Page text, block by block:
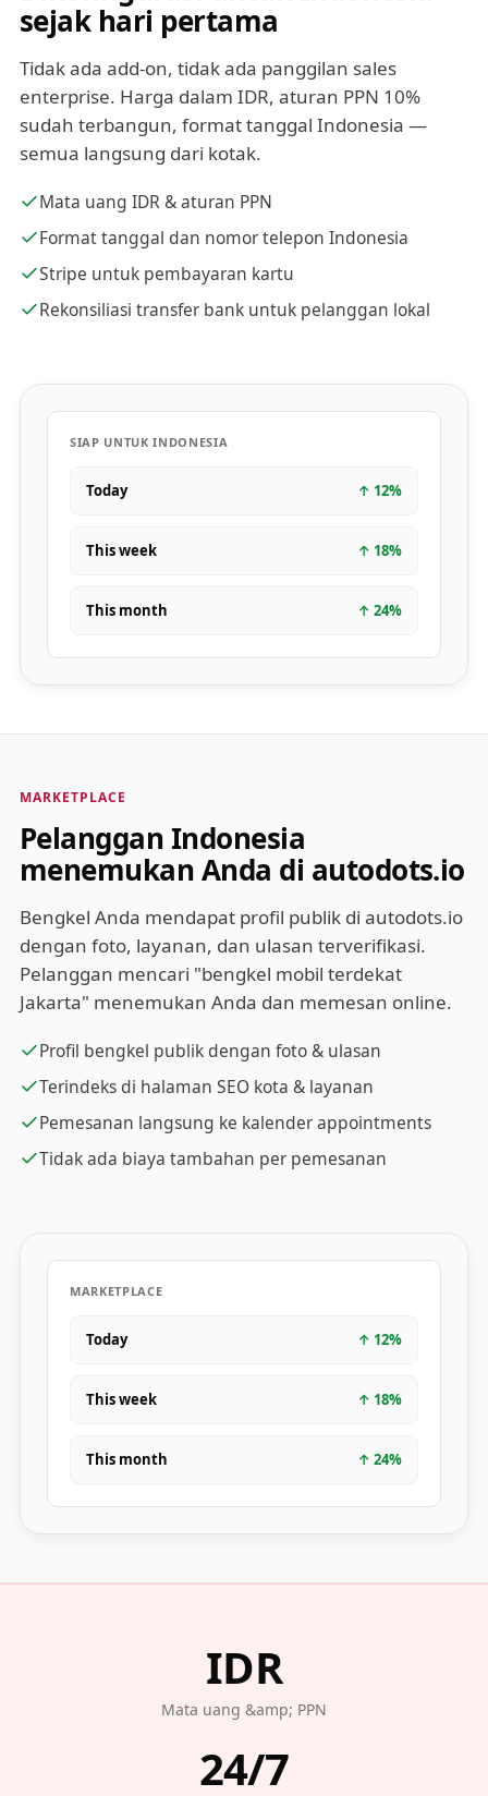
sejak hari pertama
Tidak ada add-on, tidak ada panggilan sales
enterprise. Harga dalam IDR, aturan PPN 10%
sudah terbangun, format tanggal Indonesia —
semua langsung dari kotak.
Mata uang IDR & aturan PPN
Format tanggal dan nomor telepon Indonesia
Stripe untuk pembayaran kartu
Rekonsiliasi transfer bank untuk pelanggan lokal
SIAP UNTUK INDONESIA
Today ↑ 12%
This week ↑ 18%
This month ↑ 24%
MARKETPLACE
Pelanggan Indonesia
menemukan Anda di autodots.io
Bengkel Anda mendapat profil publik di autodots.io
dengan foto, layanan, dan ulasan terverifikasi.
Pelanggan mencari "bengkel mobil terdekat
Jakarta" menemukan Anda dan memesan online.
Profil bengkel publik dengan foto & ulasan
Terindeks di halaman SEO kota & layanan
Pemesanan langsung ke kalender appointments
Tidak ada biaya tambahan per pemesanan
MARKETPLACE
Today ↑ 12%
This week ↑ 18%
This month ↑ 24%
IDR
Mata uang &amp; PPN
24/7